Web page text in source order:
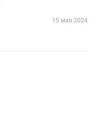
15 мая 2024